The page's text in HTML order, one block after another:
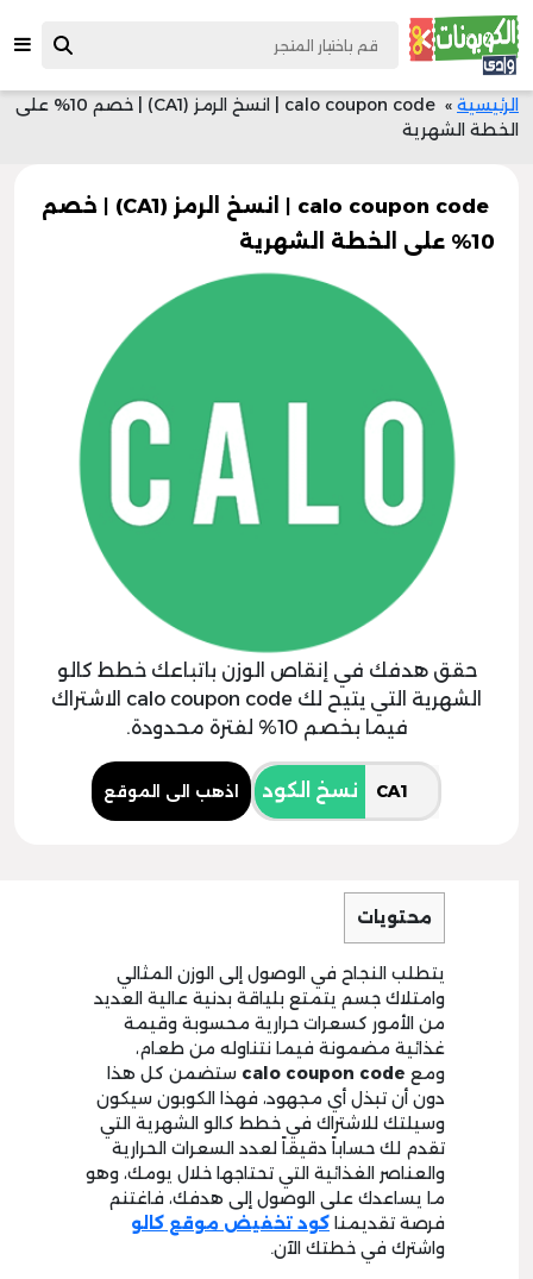
الرئيسية »
calo coupon code | انسخ الرمز (CA1) | خصم 10% على
الخطة الشهرية
calo coupon code | انسخ الرمز (CA1) | خصم
10% على الخطة الشهرية
حقق هدفك في إنقاص الوزن باتباعك خطط كالو
الشهرية التي يتيح لك calo coupon code الاشتراك
فيما بخصم 10% لفترة محدودة.
نسخ الكود اذهب الى الموقع
محتويات
يتطلب النجاح في الوصول إلى الوزن المثالي
وامتلاك جسم يتمتع بلياقة بدنية عالية العديد
من الأمور كسعرات حرارية محسوبة وقيمة
غذائية مضمونة فيما نتناوله من طعام،
ومع calo coupon code ستضمن كل هذا
دون أن تبذل أي مجهود، فهذا الكوبون سيكون
وسيلتك للاشتراك في خطط كالو الشهرية التي
تقدم لك حساباً دقيقاً لعدد السعرات الحرارية
والعناصر الغذائية التي تحتاجها خلال يومك، وهو
ما يساعدك على الوصول إلى هدفك، فاغتنم
فرصة تقديمنا كود تخفيض موقع كالو
واشترك في خطتك الآن.